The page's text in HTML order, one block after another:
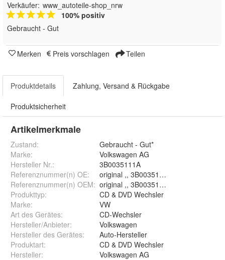
Verkäufer: www_autoteile-shop_nrw
100% positiv
Gebraucht - Gut
Merken Preis vorschlagen Teilen
Produktdetails Zahlung, Versand & Rückgabe
Produktsicherheit
Artikelmerkmale
Zustand:
Gebraucht - Gut*
Marke:
Volkswagen AG
Hersteller Nr.:
3B0035111A
Referenznummer(n) OE:
original ,, 3B0035111A 3B0 035 111 A ,
Referenznummer(n) OEM: original ,, 3B0035111A 3B0 035 111 A ,
Produkttyp:
CD & DVD Wechsler
Marke:
VW
Art des Gerätes:
CD-Wechsler
Hersteller/Anbieter:
Volkswagen
Hersteller des Gerätes:
Auto-Hersteller
Produktart:
CD & DVD Wechsler
Hersteller: Volkswagen AG